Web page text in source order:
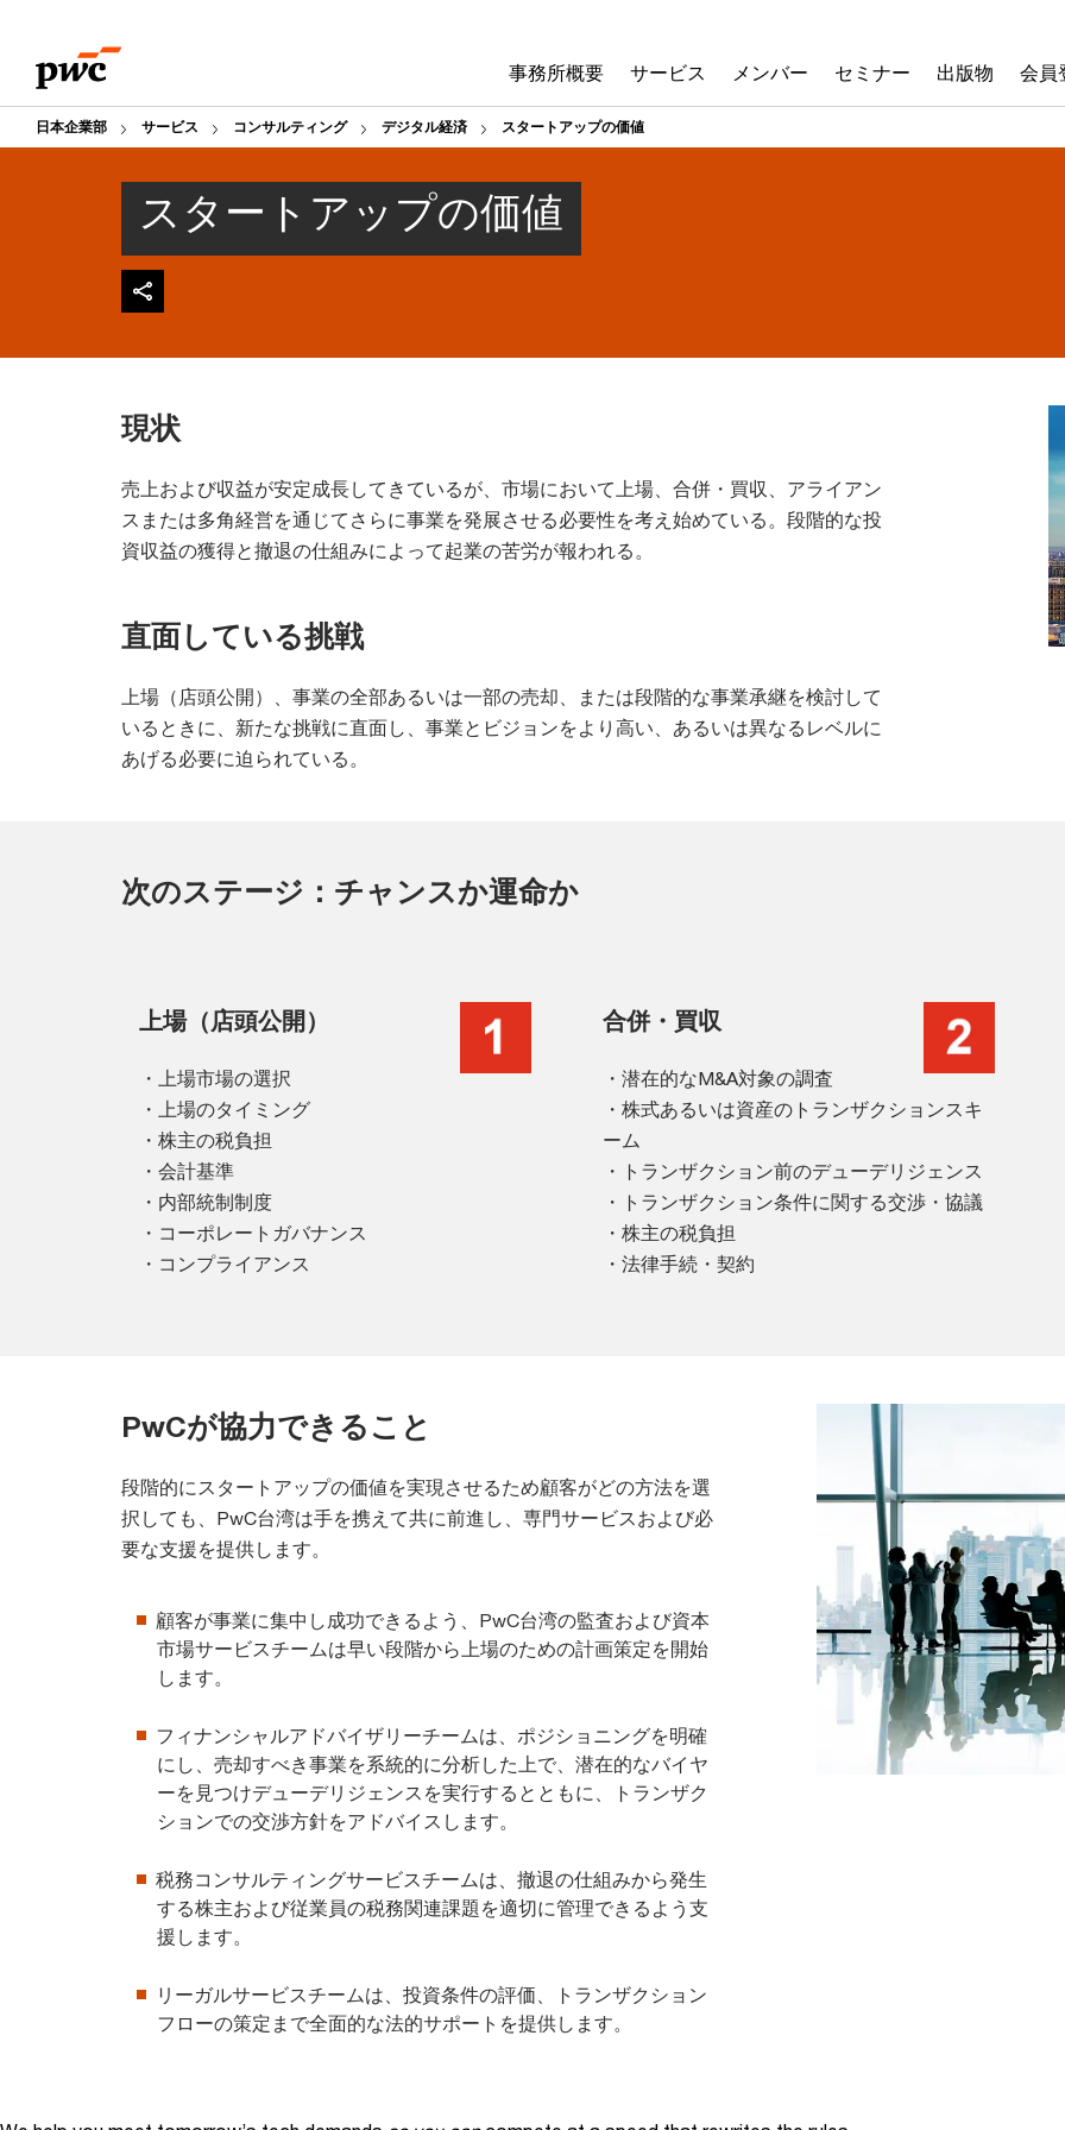
content
footer
事務所概要 サービス メンバー セミナー 出版物 会員
日本企業部 サービス コンサルティング デジタル経済 スタートアップの価値
スタートアップの価値
現状
売上および収益が安定成長してきているが、市場において上場、合併・買収、アライアン
スまたは多角経営を通じてさらに事業を発展させる必要性を考え始めている。段階的な投
資収益の獲得と撤退の仕組みによって起業の苦労が報われる。
直面している挑戦
上場（店頭公開）、事業の全部あるいは一部の売却、または段階的な事業承継を検討して
いるときに、新たな挑戦に直面し、事業とビジョンをより高い、あるいは異なるレベルに
あげる必要に迫られている。
次のステージ：チャンスか運命か
上場（店頭公開）
・上場市場の選択
・上場のタイミング
・株主の税負担
・会計基準
・内部統制制度
・コーポレートガバナンス
・コンプライアンス
合併・買収
・潜在的なM&A対象の調査
・株式あるいは資産のトランザクションスキ
ーム
・トランザクション前のデューデリジェンス
・トランザクション条件に関する交渉・協議
・株主の税負担
・法律手続・契約
PwCが協力できること
段階的にスタートアップの価値を実現させるため顧客がどの方法を選
択しても、PwC台湾は手を携えて共に前進し、専門サービスおよび必
要な支援を提供します。
顧客が事業に集中し成功できるよう、PwC台湾の監査および資本
市場サービスチームは早い段階から上場のための計画策定を開始
します。
フィナンシャルアドバイザリーチームは、ポジショニングを明確
にし、売却すべき事業を系統的に分析した上で、潜在的なバイヤ
ーを見つけデューデリジェンスを実行するとともに、トランザク
ションでの交渉方針をアドバイスします。
税務コンサルティングサービスチームは、撤退の仕組みから発生
する株主および従業員の税務関連課題を適切に管理できるよう支
援します。
リーガルサービスチームは、投資条件の評価、トランザクション
フローの策定まで全面的な法的サポートを提供します。